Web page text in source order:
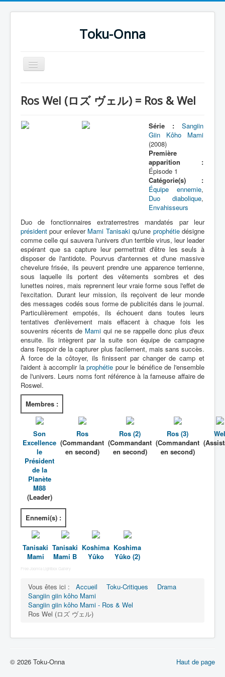
Toku-Onna
Basculer
la
Toku-Actrices
Toku-Critiques
Lexique
Sangiin Giin Kôho Mami (参議院
議員 候補 マミ) = Mami, Candidate
à la Chambre des Conseillers
Série
Personnages
Véhicules
Objets
Lieux
Épisodes
Chronologie
Références
Héroïnes
Ros & Wel
Déguisements
[]
_
Généralités
Membres
Ros Wel (ロズ ヴェル) = Ros & Wel
Série :
Sangiin
Giin Kôho Mami
(2008)
Première
apparition :
Épisode 1
Catégorie(s) :
Équipe ennemie,
Duo diabolique,
Envahisseurs
Duo de fonctionnaires extraterrestres mandatés par leur
président pour enlever Mami Tanisakiqu'une prophétiedésigne
comme celle qui sauvera l'univers d'un terrible virus, leur leader
espérant que sa capture leur permettrait d'être les seuls à
disposer de l'antidote. Pourvus d'antennes et d'une massive
chevelure frisée, ils peuvent prendre une apparence terrienne,
sous laquelle ils portent des vêtements sombres et des
lunettes noires, mais reprennent leur vraie forme sous l'effet de
l'excitation. Durant leur mission, ils reçoivent de leur monde
des messages codés sous forme de publicités dans le journal.
Particulièrement empotés, ils échouent dans toutes leurs
tentatives d'enlèvement mais effacent à chaque fois les
souvenirs récents de Mamiqui ne se rappelle donc plus d'eux
ensuite. Ils intègrent par la suite son équipe de campagne
dans l'espoir de la capturer plus facilement, mais sans succès.
À force de la côtoyer, ils finissent par changer de camp et
l'aident à accomplir laprophétie pour le bénéfice de l'ensemble
de l'univers. Leurs noms font référence à la fameuse affaire de
Roswel.
Membres :
Son
Excellence
le
Président
de la
Planète
M88
(Leader)
Ros
(Commandant
en second)
Ros (2)
(Commandant
en second)
Ros (3)
(Commandant
en second)
Wel
Ennemi(s) :
Tanisaki
Mami
Tanisaki
Mami B
Koshima
Yûko
Koshima
Yûko (2)
Free Joomla Lightbox Gallery
Vous êtes ici : Accueil Toku-Critiques
Drama
Sangiin giin kôho Mami
Sangiin giin kôho Mami - Ros & Wel
Ros Wel (ロズ ヴェル)
Haut de page
© 2026 Toku-Onna